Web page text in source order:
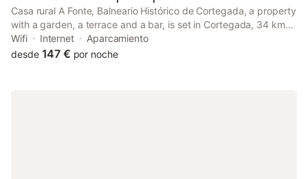
Casa rural A Fonte, Balneario Histórico de Cortegada, a property
with a garden, a terrace and a bar, is set in Cortegada, 34 km
from Nossa Senhora da Peneda Sanctuary, 37 km from Pazo da
Touza Golf, as well as 43 km from Auditorium - Exhibition...
Wifi Internet
Aparcamiento
desde 147 € por noche